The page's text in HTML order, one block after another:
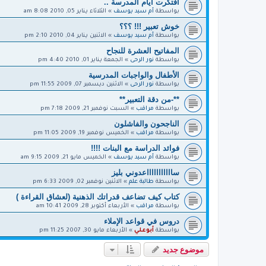
افتكرت أيام المدرسة ..
بواسطة أم سيد يوسف » الثلاثاء يناير 05, 2010 8:08 am
خوش تعبير !!! ؟؟؟
بواسطة أم سيد يوسف » الاثنين يناير 04, 2010 2:10 pm
المفاتيح العشرة للنجاح
بواسطة نور الرحى » الجمعة يناير 01, 2010 4:40 pm
الأطفال والواجبات المدرسية
بواسطة نور الرحى » الاثنين ديسمبر 07, 2009 11:55 pm
**-من دقة التعبير**
بواسطة مراقب » السبت نوفمبر 21, 2009 7:18 pm
الناجحون والفاشلون‎
بواسطة مراقب » الخميس نوفمبر 19, 2009 11:05 pm
فوائد الدراسة مع البنات !!!!
بواسطة أم سيد يوسف » الخميس مايو 21, 2009 9:15 am
ساااااااااااعدوني بليز
بواسطة طالبة علم » الاثنين نوفمبر 02, 2009 6:33 pm
كتاب كيف تضاعف قدراتك الذهنية (لعشاق القراءة )
بواسطة مراقب » الأربعاء أكتوبر 28, 2009 10:41 am
دروس في قواعد الإملاء
بواسطة أبوعلي » الأربعاء مايو 30, 2007 11:25 pm
موضوع جديد